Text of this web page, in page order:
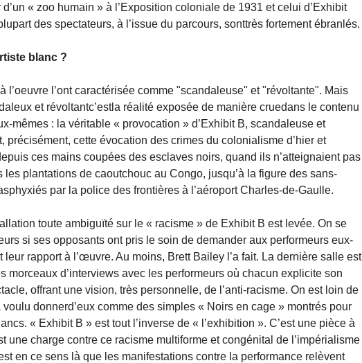
d’un « zoo humain » à l’Exposition coloniale de 1931 et celui d’Exhibit
des spectateurs, à l’issue du parcours, sonttrès fortement ébranlés.
blanc ?
l’oeuvre l’ont caractérisée comme "scandaleuse" et "révoltante". Mais
et révoltantc’estla réalité exposée de manière cruedans le contenu
mêmes : la véritable « provocation » d’Exhibit B, scandaleuse et
précisément, cette évocation des crimes du colonialisme d’hier et
ces mains coupées des esclaves noirs, quand ils n’atteignaient pas
les plantations de caoutchouc au Congo, jusqu’à la figure des sans-
par la police des frontières à l’aéroport Charles-de-Gaulle.
toute ambiguïté sur le « racisme » de Exhibit B est levée. On se
si ses opposants ont pris le soin de demander aux performeurs eux-
leur rapport à l’œuvre. Au moins, Brett Bailey l’a fait. La dernière salle est
morceaux d’interviews avec les performeurs où chacun explicite son
offrant une vision, très personnelle, de l’anti-racisme. On est loin de
voulu donnerd’eux comme des simples « Noirs en cage » montrés pour
« Exhibit B » est tout l’inverse de « l’exhibition ». C’est une pièce à
une charge contre ce racisme multiforme et congénital de l’impérialisme
en ce sens là que les manifestations contre la performance relèvent